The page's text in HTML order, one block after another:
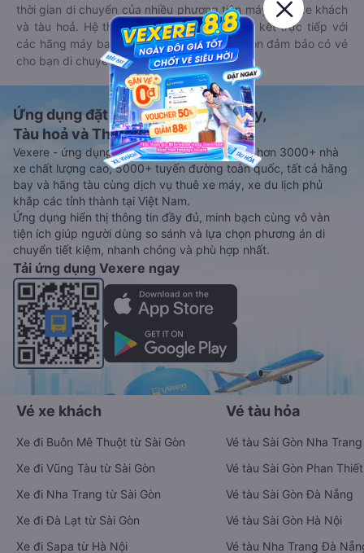
thời gian di chuyển của nhiều phương tiện máy bay, xe khách
và tàu hoả. Hệ thống của Goyolo được liên kết trực tiếp với
các hãng máy bay, xe khách và tàu hoả, luôn đảm bảo có vé
cho bạn di chuyển.
Ứng dụng đặt vé Xe khách, Máy bay,
Tàu hoả và Thuê xe
Vexere - ứng dụng đặt vé đa phương tiện với hơn 3000+ nhà
xe chất lượng cao, 5000+ tuyến đường toàn quốc, tất cả hãng
bay và hãng tàu cùng dịch vụ thuê xe máy, xe du lịch phủ
khắp các tỉnh thành tại Việt Nam.
Ứng dụng hiển thị thông tin đầy đủ, minh bạch cùng vô vàn
tiện ích giúp người dùng so sánh và lựa chọn phương án di
chuyển tiết kiệm, nhanh chóng và phù hợp nhất.
Tải ứng dụng Vexere ngay
Vé xe khách
Xe đi Buôn Mê Thuột từ Sài Gòn
Xe đi Vũng Tàu từ Sài Gòn
Xe đi Nha Trang từ Sài Gòn
Xe đi Đà Lạt từ Sài Gòn
Xe đi Sapa từ Hà Nội
Vé tàu hỏa
Vé tàu Sài Gòn Nha Trang
Vé tàu Sài Gòn Phan Thiết
Vé tàu Sài Gòn Đà Nẵng
Vé tàu Sài Gòn Hà Nội
Vé tàu Nha Trang Đà